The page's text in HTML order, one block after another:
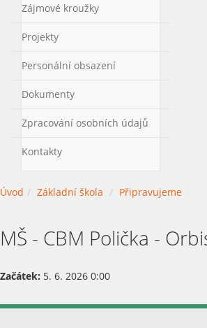
Zájmové kroužky
Projekty
Personální obsazení
Dokumenty
Zpracování osobních údajů
Kontakty
Úvod Základní škola Připravujeme
MŠ - CBM Polička -
Začátek: 5. 6. 2026 0:00